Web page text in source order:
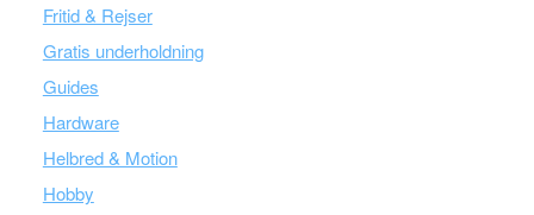
Fritid & Rejser
Gratis underholdning
Guides
Hardware
Helbred & Motion
Hobby